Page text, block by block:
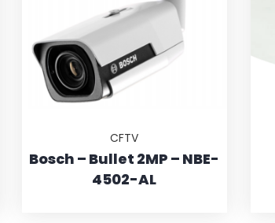
CFTV
Bosch – Bullet 2MP – NBE-
4502-AL